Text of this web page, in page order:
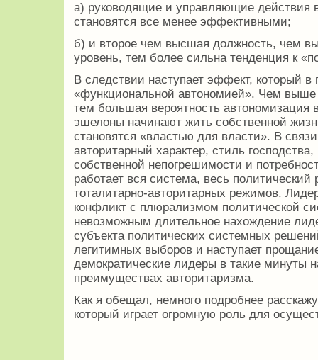
а) руководящие и управляющие действия
становятся все менее эффективными;
б) и второе чем высшая должность, чем
уровень, тем более сильна тенденция к
В следствии наступает эффект, который
«функциональной автономией». Чем
тем большая вероятность автономизация
эшелоны начинают жить собственной
становятся «властью для власти». В
авторитарный характер, стиль
собственной непогрешимости и
работает вся система, весь
тоталитарно-авторитарных режимов.
конфликт с плюрализмом политической
невозможным длительное нахождение
субъекта политических системных
легитимных выборов и наступает
демократические лидеры в такие минуты
преимуществах авторитаризма.
Как я обещал, немного подробнее
который играет огромную роль для